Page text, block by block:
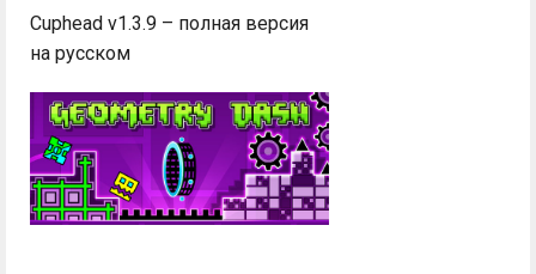
Cuphead v1.3.9 – полная версия
на русском